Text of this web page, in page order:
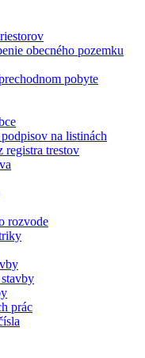
obecného pozemku
pobyte
na listinách
registra trestov
rozvode
prác